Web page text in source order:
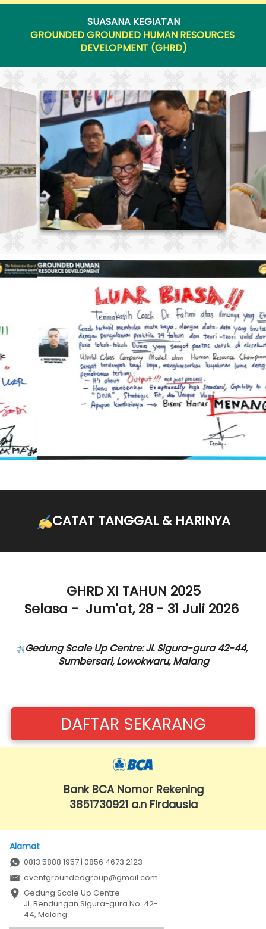
SUASANA KEGIATAN
GROUNDED GROUNDED HUMAN RESOURCES
DEVELOPMENT (GHRD)
CATAT TANGGAL & HARINYA
GHRD XI TAHUN 2025
Selasa -  Jum'at, 28 - 31 Juli 2026
Gedung Scale Up Centre: Jl. Sigura-gura 42-44,
Sumbersari, Lowokwaru, Malang
DAFTAR SEKARANG
Bank BCA Nomor Rekening
3851730921 a.n Firdausia
Alamat
0813 5888 1957 | 0856 4673 2123
eventgroundedgroup@gmail.com
Gedung Scale Up Centre:
Jl. Bendungan Sigura-gura No. 42-
44, Malang